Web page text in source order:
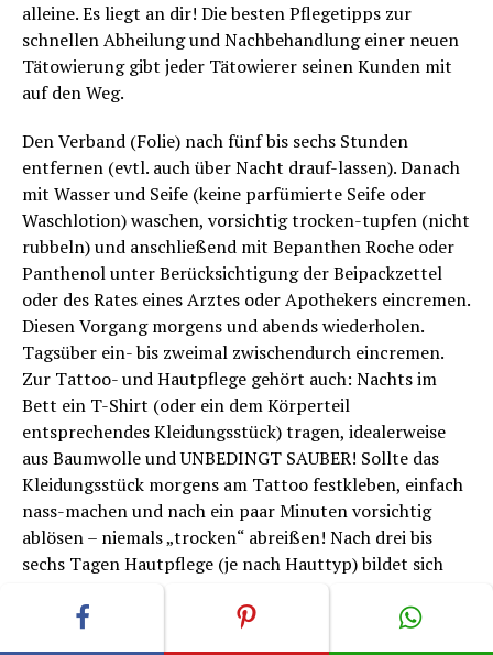
alleine. Es liegt an dir! Die besten Pflegetipps zur
schnellen Abheilung und Nachbehandlung einer neuen
Tätowierung gibt jeder Tätowierer seinen Kunden mit
auf den Weg.
Den Verband (Folie) nach fünf bis sechs Stunden
entfernen (evtl. auch über Nacht drauf-lassen). Danach
mit Wasser und Seife (keine parfümierte Seife oder
Waschlotion) waschen, vorsichtig trocken-tupfen (nicht
rubbeln) und anschließend mit Bepanthen Roche oder
Panthenol unter Berücksichtigung der Beipackzettel
oder des Rates eines Arztes oder Apothekers eincremen.
Diesen Vorgang morgens und abends wiederholen.
Tagsüber ein- bis zweimal zwischendurch eincremen.
Zur Tattoo- und Hautpflege gehört auch: Nachts im
Bett ein T-Shirt (oder ein dem Körperteil
entsprechendes Kleidungsstück) tragen, idealerweise
aus Baumwolle und UNBEDINGT SAUBER! Sollte das
Kleidungsstück morgens am Tattoo festkleben, einfach
nass-machen und nach ein paar Minuten vorsichtig
ablösen – niemals „trocken“ abreißen! Nach drei bis
sechs Tagen Hautpflege (je nach Hauttyp) bildet sich
eine dünne Haut („
“ oder „Grind“), die auch
überschüssige Farbe enthält, das Ganze sieht dann wie